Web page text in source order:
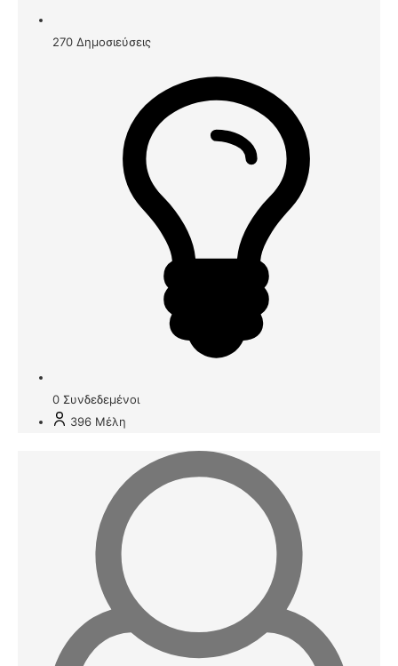
270 Δημοσιεύσεις
0 Συνδεδεμένοι
396 Μέλη